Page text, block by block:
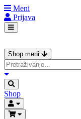
Meni
Prijava
Shop meni
Shop